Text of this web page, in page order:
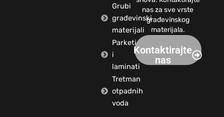
Grubi
građevinski
materijali
Parketi
i
laminati
Tretman
otpadnih
voda
nas za sve vrste
građevinskog
materijala.
Kontaktirajte
nas